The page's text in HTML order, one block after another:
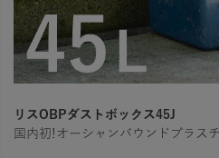
リスOBPダストボックス45J
国内初!オーシャンバウンドプラス